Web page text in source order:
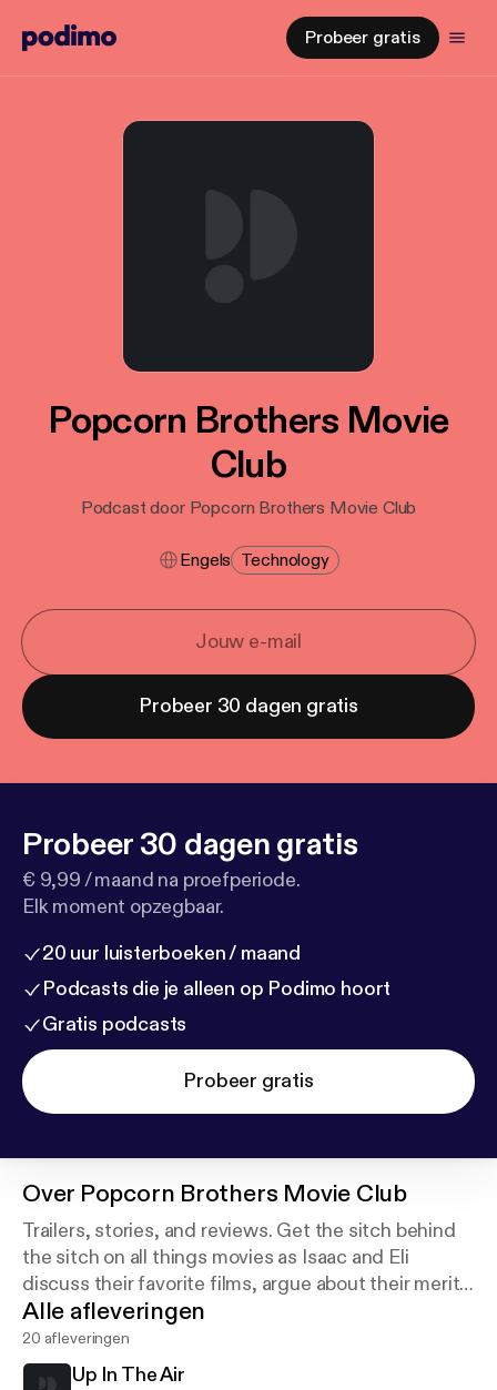
Probeer gratis
Popcorn Brothers Movie
Club
Podcast door Popcorn Brothers Movie Club
Engels Technology
Probeer 30 dagen gratis
Probeer 30 dagen gratis
€ 9,99 / maand na proefperiode.
Elk moment opzegbaar.
20 uur luisterboeken / maand
Podcasts die je alleen op Podimo hoort
Gratis podcasts
Probeer gratis
Over Popcorn Brothers Movie Club
Trailers, stories, and reviews. Get the sitch behind
the sitch on all things movies as Isaac and Eli
discuss their favorite films, argue about their merit,
review and criticize new trailers, and ramble on
about the magic of film. Join the club!
Alle afleveringen
20 afleveringen
Up In The Air